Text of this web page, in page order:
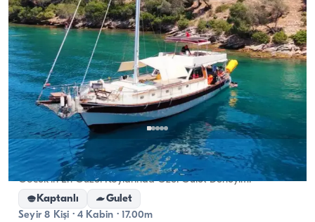
Göcek, Muğla Yeni tekne
Göcek’in En Güzel Koylarında Özel Gulet Deneyimi
Kaptanlı
Gulet
Seyir 8 Kişi · 4 Kabin · 17.00m